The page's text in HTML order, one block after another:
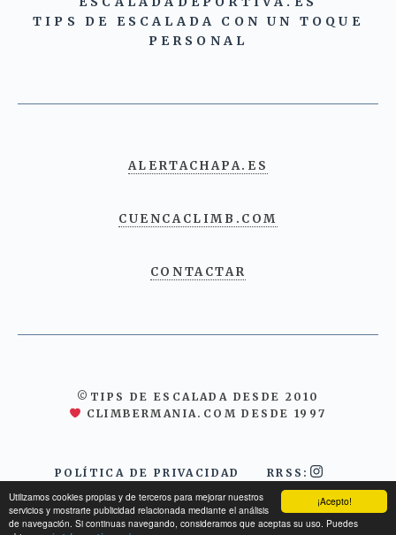
¡Acepto!
Utilizamos cookies propias y de terceros para mejorar nuestros
servicios y mostrarte publicidad relacionada mediante el análisis
de navegación. Si continuas navegando, consideramos que aceptas su uso. Puedes
TIPS DE ESCALADA CON UN TOQUE
PERSONAL
ALERTACHAPA.ES
CUENCACLIMB.COM
CONTACTAR
©TIPS DE ESCALADA DESDE 2010
CLIMBERMANIA.COM DESDE 1997
POLÍTICA DE PRIVACIDAD RRSS: